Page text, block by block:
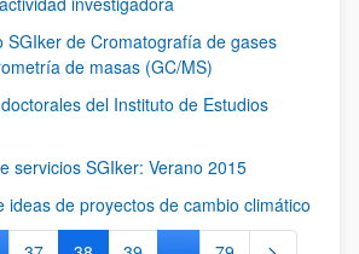
SGIker de Cromatografía de gases
de masas (GC/MS)
del Instituto de Estudios
servicios SGIker: Verano 2015
ideas de proyectos de cambio climático